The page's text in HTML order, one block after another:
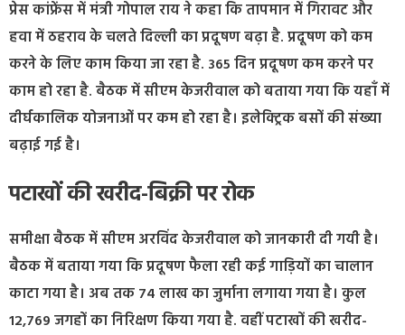
प्रेस कांफ्रेंस में मंत्री गोपाल राय ने कहा कि तापमान में गिरावट और
हवा में ठहराव के चलते दिल्ली का प्रदूषण बढ़ा है. प्रदूषण को कम
करने के लिए काम किया जा रहा है. 365 दिन प्रदूषण कम करने पर
काम हो रहा है. बैठक में सीएम केजरीवाल को बताया गया कि यहाँ में
दीर्घकालिक योजनाओं पर कम हो रहा है। इलेक्ट्रिक बसों की संख्या
बढ़ाई गई है।
पटाखों की खरीद-बिक्री पर रोक
समीक्षा बैठक में सीएम अरविंद केजरीवाल को जानकारी दी गयी है।
बैठक में बताया गया कि प्रदूषण फैला रही कई गाड़ियों का चालान
काटा गया है। अब तक 74 लाख का जुर्माना लगाया गया है। कुल
12,769 जगहों का निरिक्षण किया गया है. वहीं पटाखों की खरीद-